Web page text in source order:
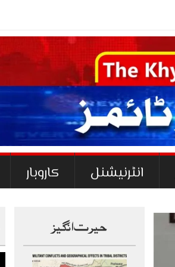
انٹرنیشنل کاروبار
حیرت انگیز